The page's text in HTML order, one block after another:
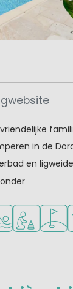
in de
en ligweide
omgeving
water
Aanbevolen